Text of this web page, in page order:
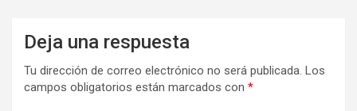
Deja una respuesta
Tu dirección de correo electrónico no será publicada. Los
campos obligatorios están marcados con *